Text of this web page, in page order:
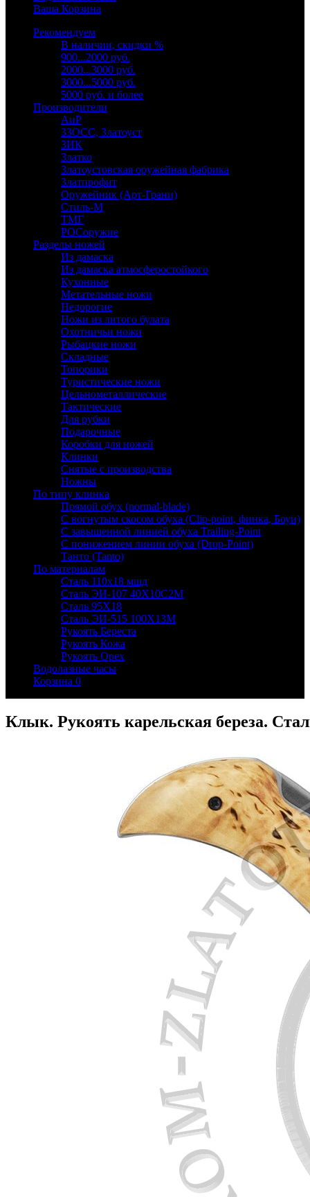
Ваша Корзина
Рекомендуем
В наличии, скидки %
900...2000 руб.
2000...3000 руб.
3000...5000 руб.
5000 руб. и более
Производители
АиР
ЗЗОСС, Златоуст
ЗИК
Златко
Златоустовская оружейная фабрика
Златпрофит
Оружейник (Арт-Грани)
Стиль-М
ТМГ
РОСоружие
Разделы ножей
Из дамаска
Из дамаска атмосферостойкого
Кухонные
Метательные ножи
Недорогие
Ножи из литого булата
Охотничьи ножи
Рыбацкие ножи
Складные
Топорики
Туристические ножи
Цельнометаллические
Тактические
Для рубки
Подарочные
Коробки для ножей
Клинки
Снятые с производства
Ножны
По типу клинка
Прямой обух (normal-blade)
С вогнутым скосом обуха (Clip-point, финка, Боуи)
С завышенной линией обуха Trailing-Point
С понижением линии обуха (Drop-Point)
Танто (Tanto)
По материалам
Сталь 110х18 мшд
Сталь ЭИ-107 40Х10С2М
Сталь 95Х18
Сталь ЭИ-515 100Х13М
Рукоять Береста
Рукоять Кожа
Рукоять Орех
Водолазные часы
Корзина 0
Клык. Рукоять карельская береза.